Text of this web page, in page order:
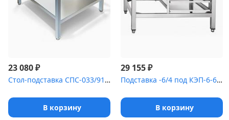
23 080₽
Стол-подставка СПС-033/911 под печь для пиццы PIZZA GROUP Entry M...
В корзину
29 155₽
Подставка -6/4 под КЭП-6-6/4 [ПК-6]
В корзину